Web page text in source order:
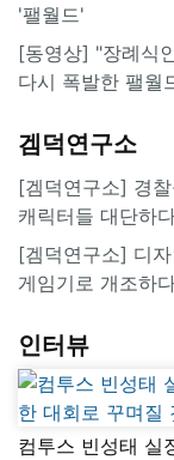
'팰월드'
[동영상] "장례식
다시 폭발한 팰월
겜덕연구소
[겜덕연구소] 경
캐릭터들 대단하
[겜덕연구소] 디
게임기로 개조하
인터뷰
컴투스 빈성태 실